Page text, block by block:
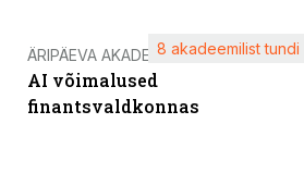
ÄRIPÄEVA AKADEEMIA
AI võimalused
finantsvaldkonnas
8 akadeemilist tundi